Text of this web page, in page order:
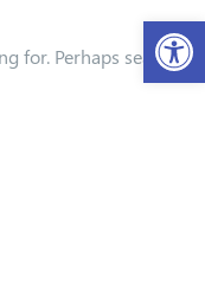
for. Perhaps searching